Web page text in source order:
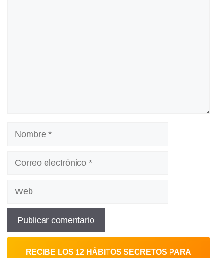
Nombre
RECIBE LOS 12 HÁBITOS SECRETOS PARA